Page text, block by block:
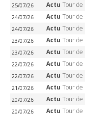
25/07/26 Actu Tour de France 2026
24/07/26 Actu Tour de France
24/07/26 Actu Tour de France
23/07/26 Actu Tour de France 2026
23/07/26 Actu Tour de France 2026
22/07/26 Actu Tour de France 2026
22/07/26 Actu Tour de France
21/07/26 Actu Tour de France
20/07/26 Actu Tour de France 2026 –
20/07/26 Actu Tour de France